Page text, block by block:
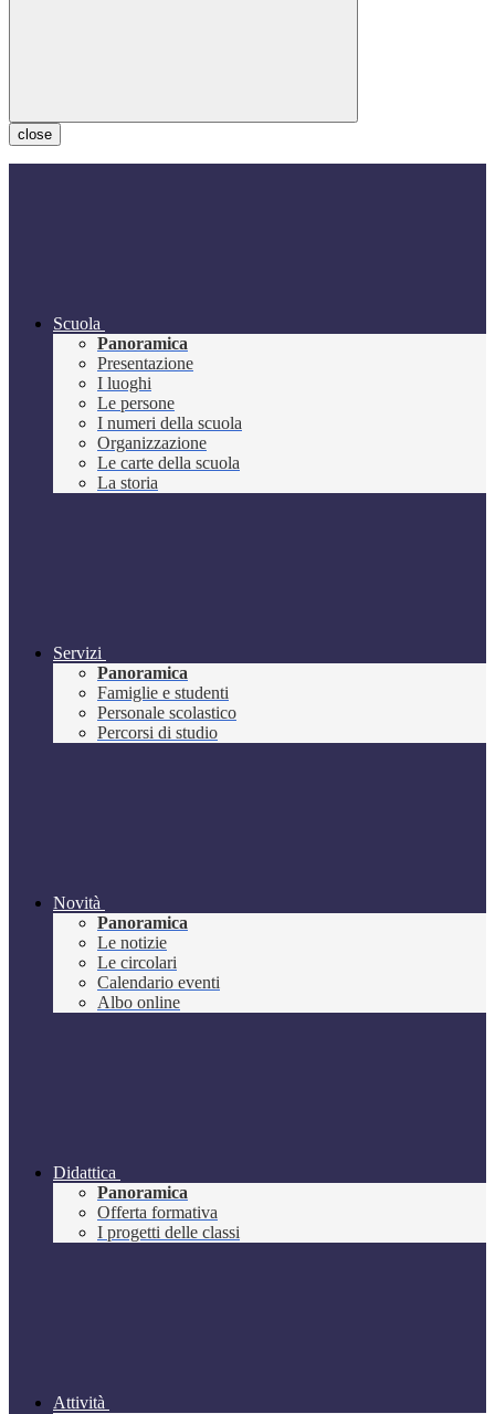
close
Scuola
Panoramica
Presentazione
I luoghi
Le persone
I numeri della scuola
Organizzazione
Le carte della scuola
La storia
Servizi
Panoramica
Famiglie e studenti
Personale scolastico
Percorsi di studio
Novità
Panoramica
Le notizie
Le circolari
Calendario eventi
Albo online
Didattica
Panoramica
Offerta formativa
I progetti delle classi
Attività